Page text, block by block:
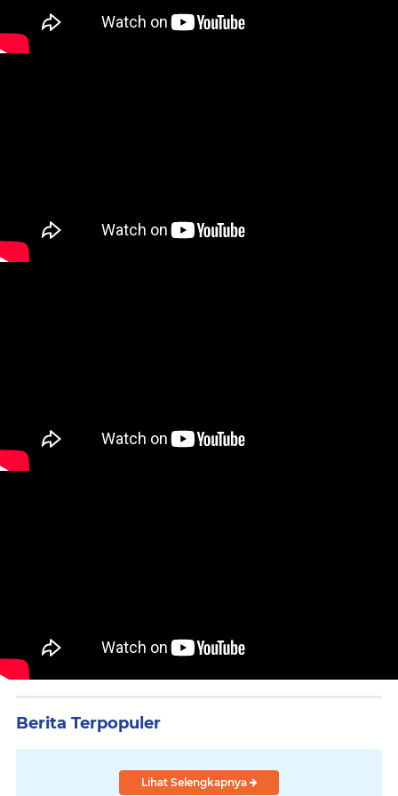
Berita Terpopuler
Lihat Selengkapnya